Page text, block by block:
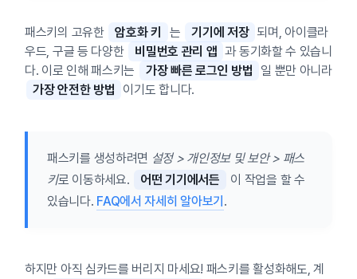
패스키의 고유한 암호화 키 는 기기에 저장 되며, 아이클라
우드, 구글 등 다양한
비밀번호 관리 앱 과 동기화할 수 있습니
다. 이로 인해 패스키는
가장 빠른 로그인 방법
일 뿐만 아니라
가장 안전한 방법
이기도 합니다.
패스키를 생성하려면 설정 > 개인정보 및 보안 > 패스
키로 이동하세요. 어떤 기기에서든
이 작업을 할 수
있습니다. FAQ에서 자세히 알아보기 .
하지만 아직 심카드를 버리지 마세요! 패스키를 활성화해도, 계